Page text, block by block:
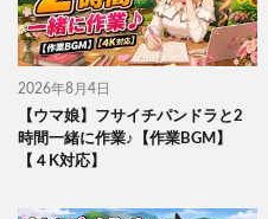
2026年8月4日
【ウマ娘】フサイチパンドラと2
時間一緒に作業♪【作業BGM】
【４K対応】